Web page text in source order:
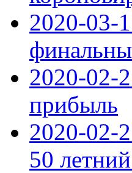
2020-03-
2020-02-
прибыль
2020-02-
50